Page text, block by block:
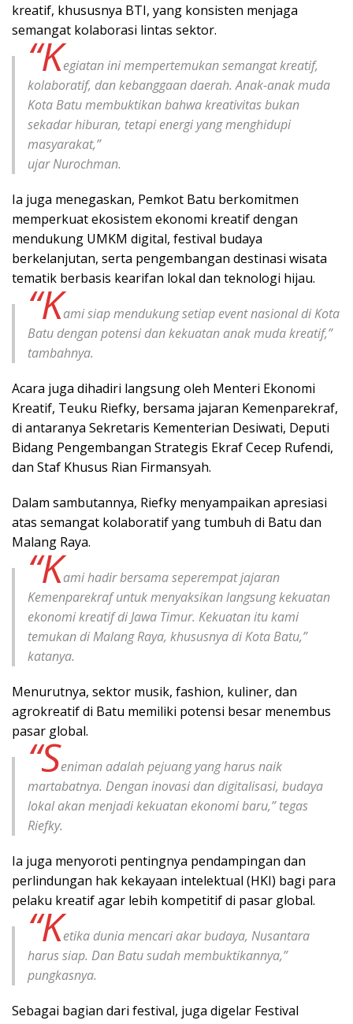
kreatif, khususnya BTI, yang konsisten menjaga
semangat kolaborasi lintas sektor.
“Kegiatan ini mempertemukan semangat kreatif,
kolaboratif, dan kebanggaan daerah. Anak-anak muda
Kota Batu membuktikan bahwa kreativitas bukan
sekadar hiburan, tetapi energi yang menghidupi
masyarakat,”
ujar Nurochman.
Ia juga menegaskan, Pemkot Batu berkomitmen
memperkuat ekosistem ekonomi kreatif dengan
mendukung UMKM digital, festival budaya
berkelanjutan, serta pengembangan destinasi wisata
tematik berbasis kearifan lokal dan teknologi hijau.
“Kami siap mendukung setiap event nasional di Kota
Batu dengan potensi dan kekuatan anak muda kreatif,”
tambahnya.
Acara juga dihadiri langsung oleh Menteri Ekonomi
Kreatif, Teuku Riefky, bersama jajaran Kemenparekraf,
di antaranya Sekretaris Kementerian Desiwati, Deputi
Bidang Pengembangan Strategis Ekraf Cecep Rufendi,
dan Staf Khusus Rian Firmansyah.
Dalam sambutannya, Riefky menyampaikan apresiasi
atas semangat kolaboratif yang tumbuh di Batu dan
Malang Raya.
“Kami hadir bersama seperempat jajaran
Kemenparekraf untuk menyaksikan langsung kekuatan
ekonomi kreatif di Jawa Timur. Kekuatan itu kami
temukan di Malang Raya, khususnya di Kota Batu,”
katanya.
Menurutnya, sektor musik, fashion, kuliner, dan
agrokreatif di Batu memiliki potensi besar menembus
pasar global.
“Seniman adalah pejuang yang harus naik
martabatnya. Dengan inovasi dan digitalisasi, budaya
lokal akan menjadi kekuatan ekonomi baru,” tegas
Riefky.
Ia juga menyoroti pentingnya pendampingan dan
perlindungan hak kekayaan intelektual (HKI) bagi para
pelaku kreatif agar lebih kompetitif di pasar global.
“Ketika dunia mencari akar budaya, Nusantara
harus siap. Dan Batu sudah membuktikannya,”
pungkasnya.
Sebagai bagian dari festival, juga digelar Festival